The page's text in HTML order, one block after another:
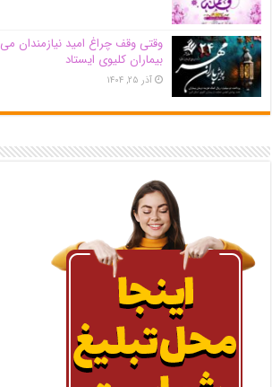
وقتی وقف چراغ امید نیازمندان
بیماران کلیوی ایستاد
آذر ۲۵, ۱۴۰۴